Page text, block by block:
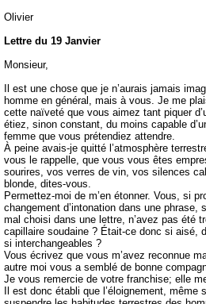
Olivier
Lettre du 19 Janvier
Monsieur,
Il est une chose que je n’aurais jamais
homme en général, mais à vous. Je me
cette naïveté que vous aimez tant piquer
étiez, sinon constant, du moins capable
femme que vous prétendiez attendre.
À peine avais-je quitté l’atmosphère
vous le rappelle, que vous vous êtes
sourires, vos verres de vin, vos silences
blonde, dites-vous.
Permettez-moi de m’en étonner. Vous, si
changement d’intonation dans une phrase,
mal choisi dans une lettre, n’avez pas été
capillaire soudaine ? Était-ce donc si aisé,
si interchangeables ?
Vous écrivez que vous m’avez reconnue
autre moi vous a semblé de bonne
Je vous remercie de votre franchise; elle
Il est donc établi que l’éloignement,